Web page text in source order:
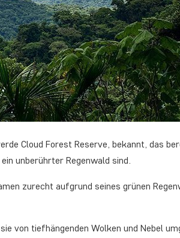
Cloud Forest Reserve, bekannt, das
unberührter Regenwald sind.
zurecht aufgrund seines grünen
von tiefhängenden Wolken und Nebel